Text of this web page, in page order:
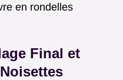
en rondelles
Final et